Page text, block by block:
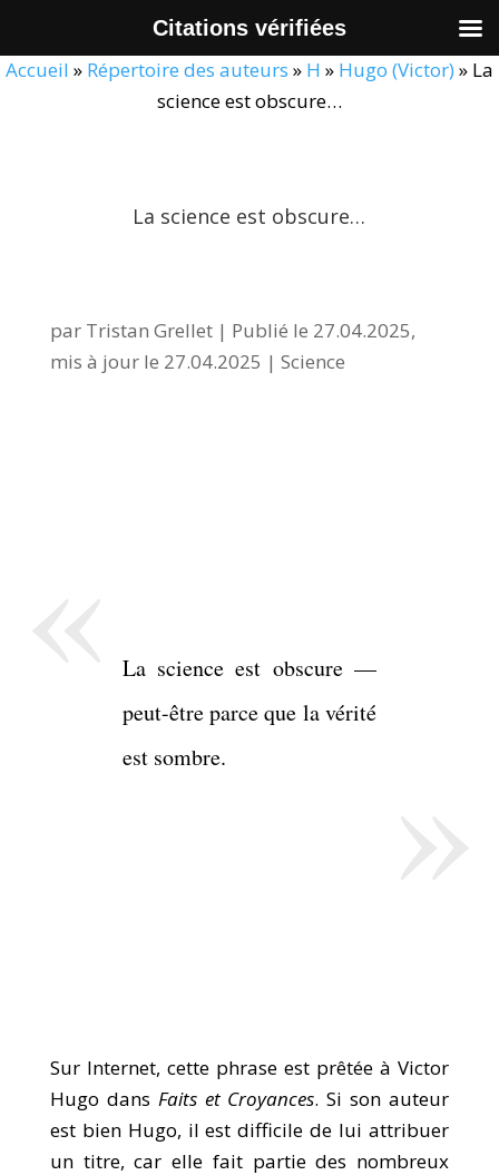
Accueil » Répertoire des auteurs » H » Hugo (Victor) » La
science est obscure…
La science est obscure…
par Tristan Grellet| Publié le 27.04.2025,
mis à jour le 27.04.2025 | Science
La science est obscure —
peut-être parce que la vérité
est sombre.
Sur Internet, cette phrase est prêtée à Victor
Hugo dans Faits et Croyances. Si son auteur
est bien Hugo, il est difficile de lui attribuer
un titre, car elle fait partie des nombreux
Citations vérifiées